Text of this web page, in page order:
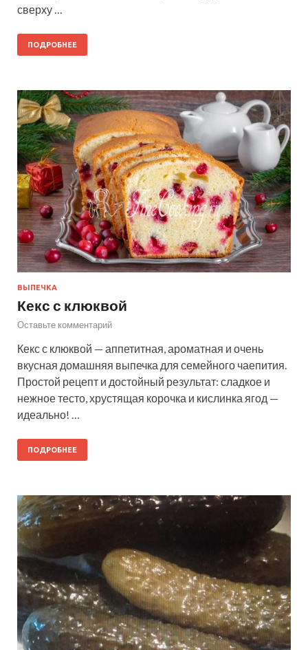
сверху …
ПОДРОБНЕЕ
ВЫПЕЧКА
Кекс с клюквой
Оставьте комментарий
Кекс с клюквой — аппетитная, ароматная и очень
вкусная домашняя выпечка для семейного чаепития.
Простой рецепт и достойный результат: сладкое и
нежное тесто, хрустящая корочка и кислинка ягод —
идеально! …
ПОДРОБНЕЕ